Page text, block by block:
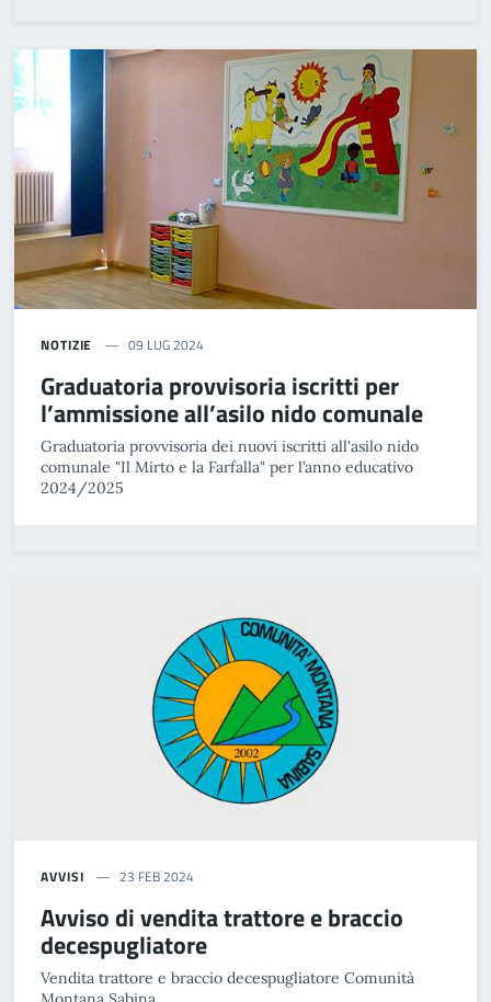
NOTIZIE 09 LUG 2024
Graduatoria provvisoria iscritti per
l’ammissione all’asilo nido comunale
Graduatoria provvisoria dei nuovi iscritti all'asilo nido
comunale "Il Mirto e la Farfalla" per l’anno educativo
2024/2025
AVVISI 23 FEB 2024
Avviso di vendita trattore e braccio
decespugliatore
Vendita trattore e braccio decespugliatore Comunità